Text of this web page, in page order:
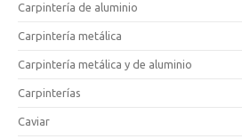
Carpintería de aluminio
Carpintería metálica
Carpintería metálica y de aluminio
Carpinterías
Caviar